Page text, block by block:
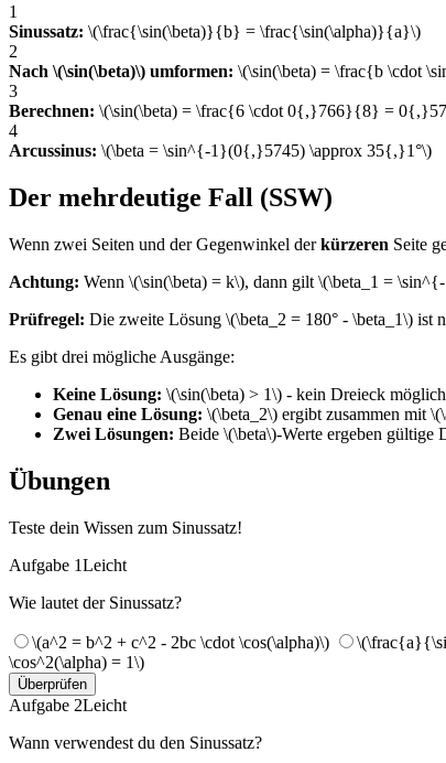
1
Sinussatz: \(\frac{\sin(\beta)}{b} = \frac{\sin(\alpha)}{a}\)
2
Nach \(\sin(\beta)\) umformen: \(\sin(\beta) = \frac{b \cdot
3
Berechnen: \(\sin(\beta) = \frac{6 \cdot 0{,}766}{8} =
4
Arcussinus: \(\beta = \sin^{-1}(0{,}5745) \approx 35{,}1°\)
Der mehrdeutige Fall (SSW)
Wenn zwei Seiten und der Gegenwinkel derkürzeren Seite
Achtung: Wenn \(\sin(\beta) = k\), dann gilt \(\beta_1 =
Prüfregel: Die zweite Lösung \(\beta_2 = 180° - \beta_1\) ist
Es gibt drei mögliche Ausgänge:
Keine Lösung: \(\sin(\beta) > 1\) - kein Dreieck möglich
Genau eine Lösung: \(\beta_2\) ergibt zusammen mit
Zwei Lösungen: Beide \(\beta\)-Werte ergeben gültige
Übungen
Teste dein Wissen zum Sinussatz!
Aufgabe 1Leicht
Wie lautet der Sinussatz?
\(a^2 = b^2 + c^2 - 2bc \cdot \cos(\alpha)\)
\cos^2(\alpha) = 1\)
Überprüfen
Aufgabe 2Leicht
Wann verwendest du den Sinussatz?